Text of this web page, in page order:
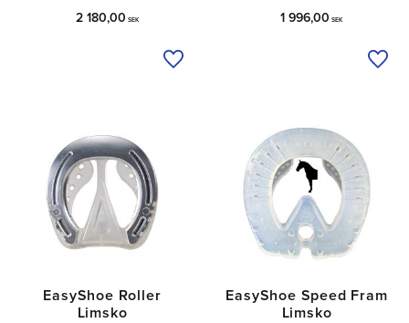
2 180,00 SEK
Lägg till i önskelista
1 996,00 SEK
EasyShoe Roller
Limsko
EasyShoe Speed Fram
Limsko